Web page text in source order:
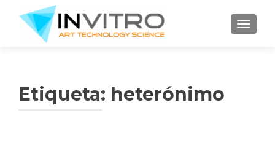
Etiqueta: heterónimo